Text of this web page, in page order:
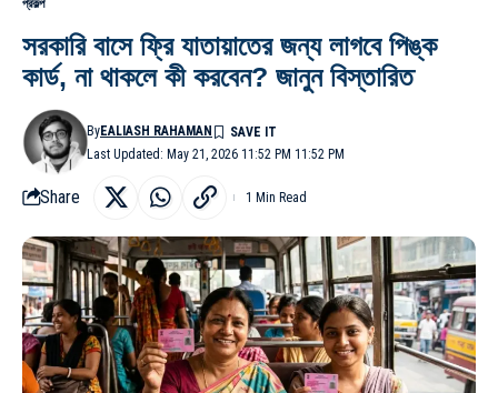
প্রকল্প
সরকারি বাসে ফ্রি যাতায়াতের জন্য লাগবে পিঙ্ক
কার্ড, না থাকলে কী করবেন? জানুন বিস্তারিত
Last Updated: May 21, 2026 11:52 PM 11:52 PM
ByEALIASH RAHAMAN
Share 1 Min Read